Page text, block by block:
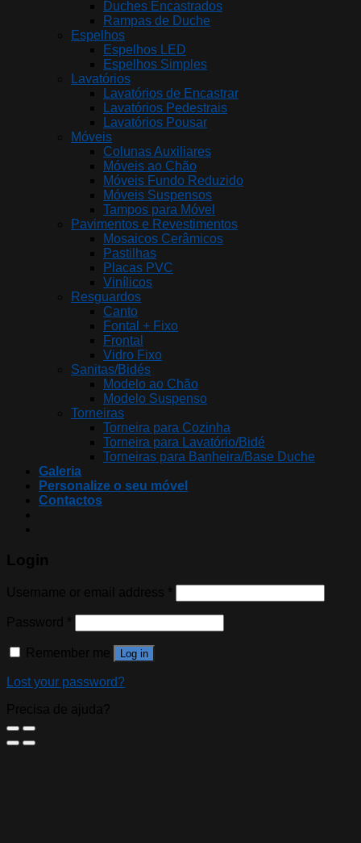
Duches Encastrados
Rampas de Duche
Espelhos
Espelhos LED
Espelhos Simples
Lavatórios
Lavatórios de Encastrar
Lavatórios Pedestrais
Lavatórios Pousar
Móveis
Colunas Auxiliares
Móveis ao Chão
Móveis Fundo Reduzido
Móveis Suspensos
Tampos para Móvel
Pavimentos e Revestimentos
Mosaicos Cerâmicos
Pastilhas
Placas PVC
Vinílicos
Resguardos
Canto
Fontal + Fixo
Frontal
Vidro Fixo
Sanitas/Bidés
Modelo ao Chão
Modelo Suspenso
Torneiras
Torneira para Cozinha
Torneira para Lavatório/Bidé
Torneiras para Banheira/Base Duche
Galeria
Personalize o seu móvel
Contactos
Log in
Lost your password?